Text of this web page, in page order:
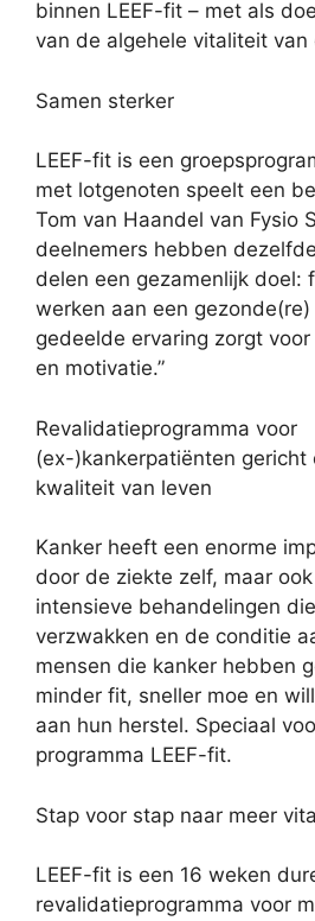
binnen LEEF-fit – met als
van de algehele vitaliteit van
Samen sterker
LEEF-fit is een
met lotgenoten speelt een
Tom van Haandel van Fysio
deelnemers hebben
delen een gezamenlijk doel:
werken aan een
gedeelde ervaring zorgt
en motivatie.”
Revalidatieprogramma voor
(ex-)kankerpatiënten gericht
kwaliteit van leven
Kanker heeft een enorme
door de ziekte zelf, maar
intensieve behandelingen
verzwakken en de conditie
mensen die kanker hebben
minder fit, sneller moe en
aan hun herstel. Speciaal
programma LEEF-fit.
Stap voor stap naar meer
LEEF-fit is een 16 weken
revalidatieprogramma voor